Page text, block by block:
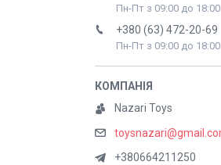
Пн-Пт з 09:00 до 18:00
+380 (63) 472-20-69
Пн-Пт з 09:00 до 18:00
Nazari Toys
+380664211250